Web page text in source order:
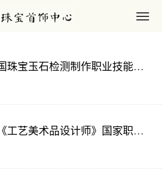
第七届全国珠宝玉石检测制作职业技能竞赛即将启动
关于召开《工艺美术品设计师》国家职业技能标准终审会的通知